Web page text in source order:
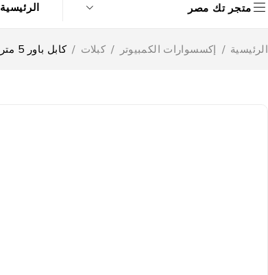
متجر تك مصر الرئيسية
الرئيسية / إكسسوارات الكمبيوتر / كبلات / كابل باور 5 متر للكمبيوتر